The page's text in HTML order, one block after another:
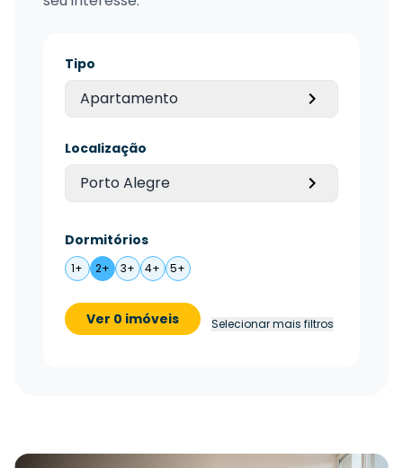
Tipo
Apartamento
Localização
Porto Alegre
Dormitórios
1+ 2+ 3+ 4+ 5+
Ver 0 imóveis Selecionar mais filtros